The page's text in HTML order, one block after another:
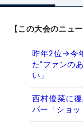
【この大会のニュー
昨年2位→今
た“ファンの
い」
西村優菜に
パー「ショッ